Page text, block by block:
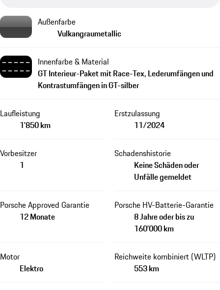
Außenfarbe
Vulkangraumetallic
Innenfarbe & Material
GT Interieur-Paket mit Race-Tex, Lederumfängen und
Kontrastumfängen in GT-silber
Laufleistung
1'850 km
Erstzulassung
11/2024
Vorbesitzer
1
Schadenshistorie
Keine Schäden oder
Unfälle gemeldet
Porsche Approved Garantie
12 Monate
Porsche HV-Batterie-Garantie
8 Jahre oder bis zu
160'000 km
Motor
Elektro
Reichweite kombiniert (WLTP)
553 km